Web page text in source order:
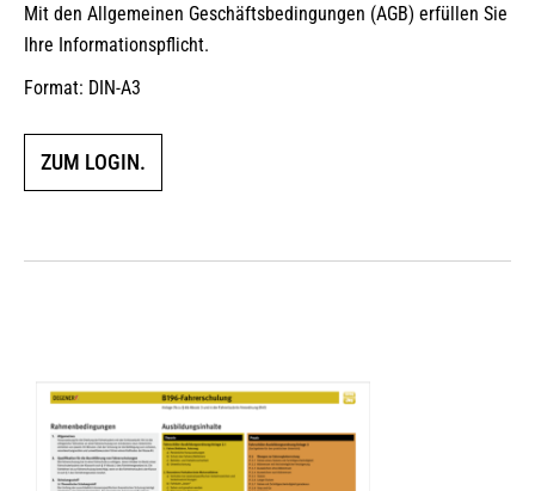
Mit den Allgemeinen Geschäftsbedingungen (AGB) erfüllen Sie
Ihre Informationspflicht.
Format: DIN-A3
ZUM LOGIN.